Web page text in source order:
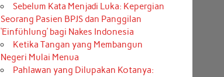
Sebelum Kata Menjadi Luka: Kepergian
Seorang Pasien BPJS dan Panggilan
‘Einfühlung’ bagi Nakes Indonesia
Ketika Tangan yang Membangun
Negeri Mulai Menua
Pahlawan yang Dilupakan Kotanya: